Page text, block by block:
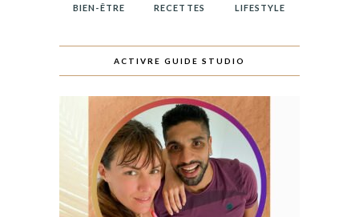
BIEN-ÊTRE RECETTES LIFESTYLE
ACTIVRE GUIDE STUDIO